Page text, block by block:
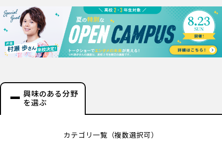
興味のある分野
を選ぶ
カテゴリ一覧（複数選択可）